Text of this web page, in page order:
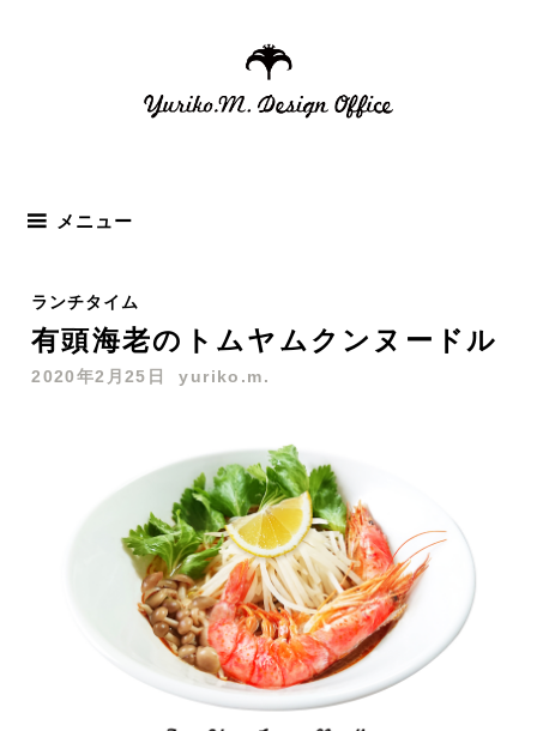
ス
メニュー
ランチタイム
有頭海老のトムヤムクンヌードル
2020年2月25日 yuriko.m.